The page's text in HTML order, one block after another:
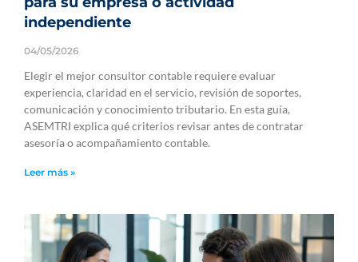
independiente
04/05/2026
Elegir el mejor consultor contable requiere evaluar
experiencia, claridad en el servicio, revisión de soportes,
comunicación y conocimiento tributario. En esta guía,
ASEMTRI explica qué criterios revisar antes de contratar
asesoría o acompañamiento contable.
Leer más »